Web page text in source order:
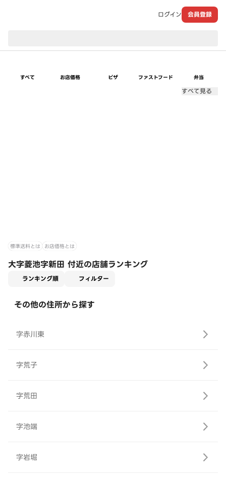
ログイン 会員登録
すべて お店価格 ピザ ファストフード 弁当
すべて見る
標準送料とは お店価格とは
大字菱池字新田 付近の店舗ランキング
ランキング順 フィルター
その他の住所から探す
字赤川東
字荒子
字荒田
字池端
字岩堀